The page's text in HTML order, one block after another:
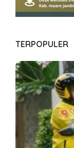
TERPOPULER